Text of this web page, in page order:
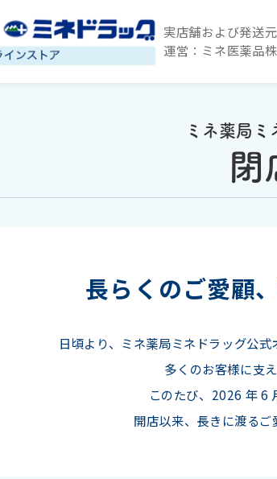
実店舗および発送
運営：ミネ医薬品
ミネ薬局
閉
長らくのご愛顧、
日頃より、ミネ薬局ミネドラッグ公
多くのお客様に支
このたび、2026 年 6
開店以来、長きに渡るご